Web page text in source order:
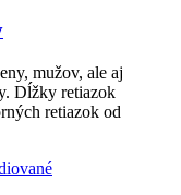
mužov, ale aj
Dĺžky retiazok
retiazok od